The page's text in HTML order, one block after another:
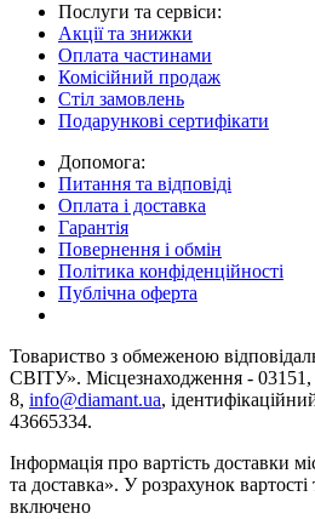
Послуги та сервіси:
Акції та знижки
Оплата частинами
Комісійний продаж
Стіл замовлень
Подарункові сертифікати
Допомога:
Питання та відповіді
Оплата і доставка
Гарантія
Повернення і обмін
Політика конфіденційності
Публічна оферта
Товариство з обмеженою
СВІТУ». Місцезнаходження - 03151,
8, info@diamant.ua,
43665334.
Інформація про вартість доставки
та доставка». У розрахунок вартості
включено